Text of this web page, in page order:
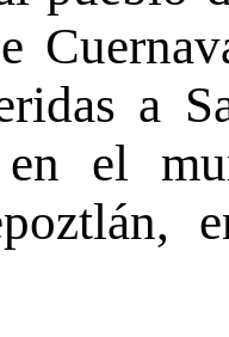
a
en el